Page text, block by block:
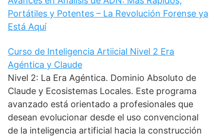
Portátiles y Potentes – La Revolución Forense ya
Está Aquí
Curso de Inteligencia Artiicial Nivel 2 Era
Agéntica y Claude
Nivel 2: La Era Agéntica. Dominio Absoluto de
Claude y Ecosistemas Locales. Este programa
avanzado está orientado a profesionales que
desean evolucionar desde el uso convencional
de la inteligencia artificial hacia la construcción